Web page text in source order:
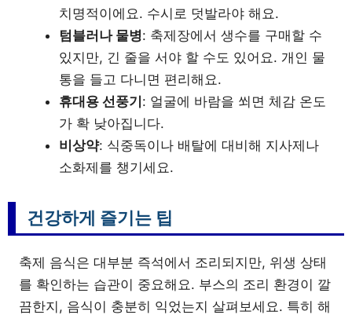
치명적이에요. 수시로 덧발라야 해요.
텀블러나 물병: 축제장에서 생수를 구매할 수
있지만, 긴 줄을 서야 할 수도 있어요. 개인 물
통을 들고 다니면 편리해요.
휴대용 선풍기: 얼굴에 바람을 쐬면 체감 온도
가 확 낮아집니다.
비상약: 식중독이나 배탈에 대비해 지사제나
소화제를 챙기세요.
건강하게 즐기는 팁
축제 음식은 대부분 즉석에서 조리되지만, 위생 상태
를 확인하는 습관이 중요해요. 부스의 조리 환경이 깔
끔한지, 음식이 충분히 익었는지 살펴보세요. 특히 해